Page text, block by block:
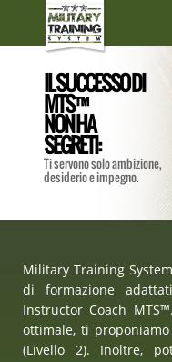
IL SUCCESSO DI
MTS™
NON HA
SEGRETI:
Ti servono solo ambizione,
desiderio e impegno.
Military Training
di formazione
Instructor Coach
ottimale, ti
(Livello 2). Inoltre,